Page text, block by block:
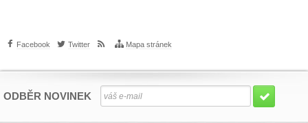
Facebook Twitter Mapa stránek
ODBĚR NOVINEK